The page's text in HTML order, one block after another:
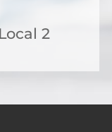
2